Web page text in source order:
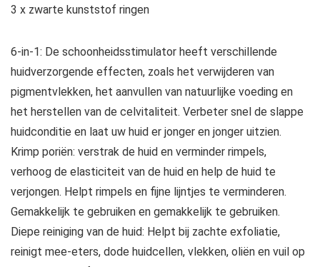
3 x zwarte kunststof ringen
6-in-1: De schoonheidsstimulator heeft verschillende
huidverzorgende effecten, zoals het verwijderen van
pigmentvlekken, het aanvullen van natuurlijke voeding en
het herstellen van de celvitaliteit. Verbeter snel de slappe
huidconditie en laat uw huid er jonger en jonger uitzien.
Krimp poriën: verstrak de huid en verminder rimpels,
verhoog de elasticiteit van de huid en help de huid te
verjongen. Helpt rimpels en fijne lijntjes te verminderen.
Gemakkelijk te gebruiken en gemakkelijk te gebruiken.
Diepe reiniging van de huid: Helpt bij zachte exfoliatie,
reinigt mee-eters, dode huidcellen, vlekken, oliën en vuil op